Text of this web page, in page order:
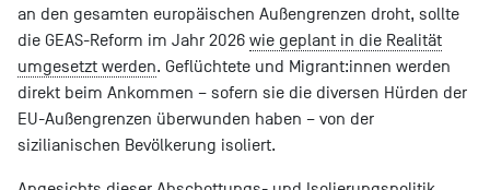
an den gesamten europäischen Außengrenzen droht, sollte
die GEAS-Reform im Jahr 2026 wie geplant in die Realität
umgesetzt werden. Geflüchtete und Migrant:innen werden
direkt beim Ankommen – sofern sie die diversen Hürden der
EU-Außengrenzen überwunden haben – von der
sizilianischen Bevölkerung isoliert.